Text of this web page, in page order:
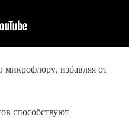
микрофлору, избавляя от
способствуют